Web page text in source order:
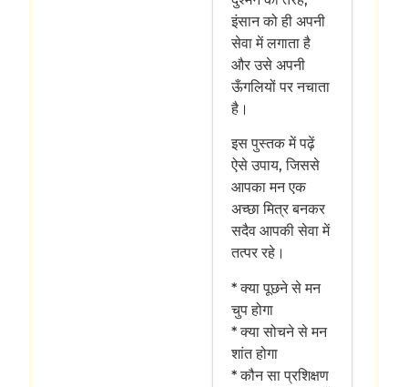
इंसान को ही अपनी
सेवा में लगाता है
और उसे अपनी
ऊँगलियों पर नचाता
है।
इस पुस्तक में पढ़ें
ऐसे उपाय, जिससे
आपका मन एक
अच्छा मित्र बनकर
सदैव आपकी सेवा में
तत्पर रहे।
* क्या पूछने से मन
चुप होगा
* क्या सोचने से मन
शांत होगा
* कौन सा प्रशिक्षण